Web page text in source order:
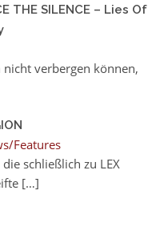
THE SILENCE – Lies Of
nicht verbergen können,
Features
die schließlich zu LEX
[…]